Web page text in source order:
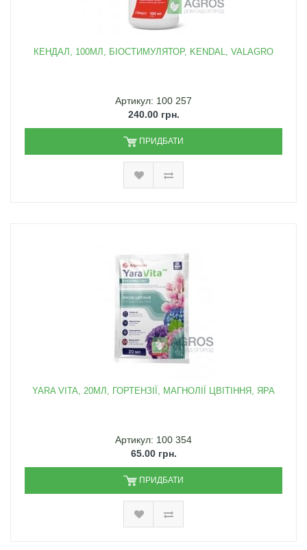
КЕНДАЛ, 100МЛ, БІОСТИМУЛЯТОР, KENDAL, VALAGRO
Артикул: 100 257
240.00 грн.
ПРИДБАТИ
YARA VITA, 20МЛ, ГОРТЕНЗІЇ, МАГНОЛІЇ ЦВІТІННЯ, ЯРА
Артикул: 100 354
65.00 грн.
ПРИДБАТИ